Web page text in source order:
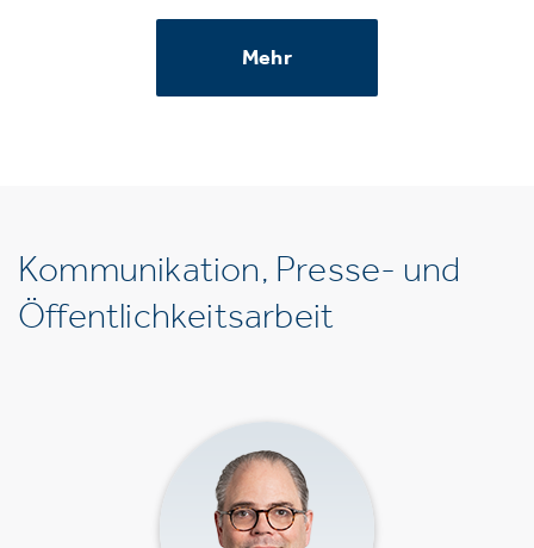
Mehr
Kommunikation, Presse- und
Öffentlichkeitsarbeit